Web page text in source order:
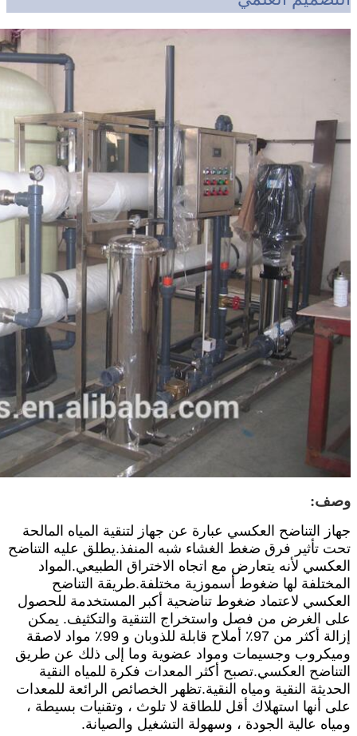
وصف:
جهاز التناضح العكسي عبارة عن جهاز لتنقية المياه المالحة
تحت تأثير فرق ضغط الغشاء شبه المنفذ.يطلق عليه التناضح
العكسي لأنه يتعارض مع اتجاه الاختراق الطبيعي.المواد
المختلفة لها ضغوط أسموزية مختلفة.طريقة التناضح
العكسي لاعتماد ضغوط تناضحية أكبر المستخدمة للحصول
على الغرض من فصل واستخراج التنقية والتكثيف. يمكن
إزالة أكثر من 97٪ أملاح قابلة للذوبان و 99٪ مواد لاصقة
وميكروب وجسيمات ومواد عضوية وما إلى ذلك عن طريق
التناضح العكسي.تصبح أكثر المعدات فكرة للمياه النقية
الحديثة النقية ومياه النقية.تظهر الخصائص الرائعة للمعدات
على أنها استهلاك أقل للطاقة لا تلوث ، وتقنيات بسيطة ،
ومياه عالية الجودة ، وسهولة التشغيل والصيانة.